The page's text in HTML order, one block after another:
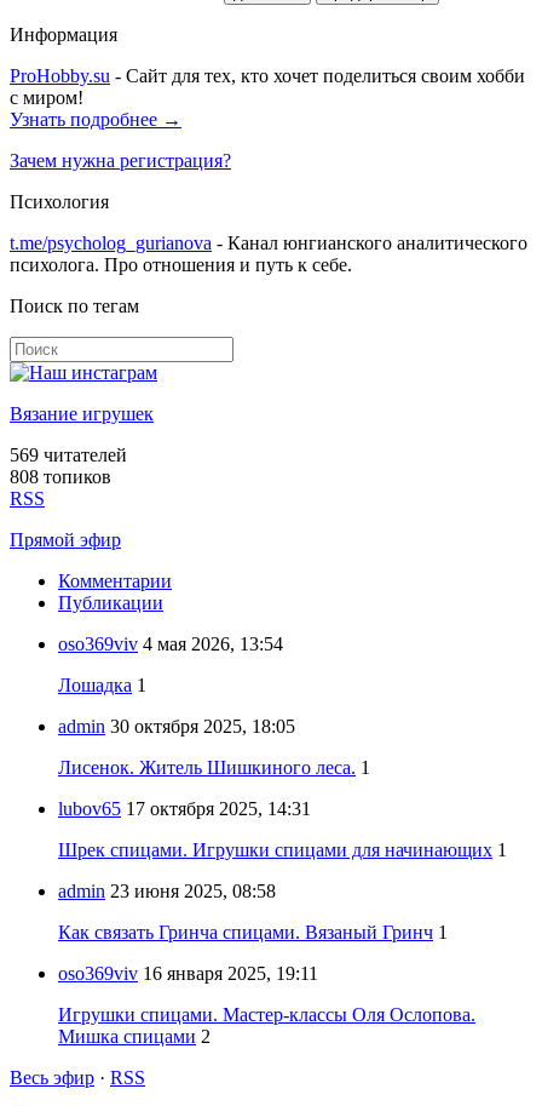
Информация
ProHobby.su - Сайт для тех, кто хочет поделиться своим хобби
с миром!
Узнать подробнее →
Зачем нужна регистрация?
Психология
t.me/psycholog_gurianova - Канал юнгианского аналитического
психолога. Про отношения и путь к себе.
Поиск по тегам
Вязание игрушек
569 читателей
808 топиков
RSS
Прямой эфир
Комментарии
Публикации
oso369viv 4 мая 2026, 13:54
Лошадка 1
admin 30 октября 2025, 18:05
Лисенок. Житель Шишкиного леса. 1
lubov65 17 октября 2025, 14:31
Шрек спицами. Игрушки спицами для начинающих 1
admin 23 июня 2025, 08:58
Как связать Гринча спицами. Вязаный Гринч 1
oso369viv 16 января 2025, 19:11
Игрушки спицами. Мастер-классы Оля Ослопова.
Мишка спицами 2
Весь эфир · RSS